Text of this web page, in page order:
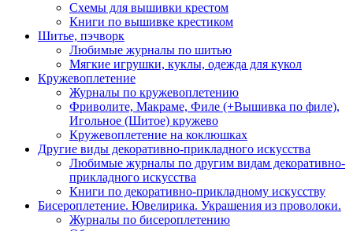
Схемы для вышивки крестом
Книги по вышивке крестиком
Шитье, пэчворк
Любимые журналы по шитью
Мягкие игрушки, куклы, одежда для кукол
Кружевоплетение
Журналы по кружевоплетению
Фриволите, Макраме, Филе (+Вышивка по филе),
Игольное (Шитое) кружево
Кружевоплетение на коклюшках
Другие виды декоративно-прикладного искусства
Любимые журналы по другим видам декоративно-
прикладного искусства
Книги по декоративно-прикладному искусству
Бисероплетение. Ювелирика. Украшения из проволоки.
Журналы по бисероплетению